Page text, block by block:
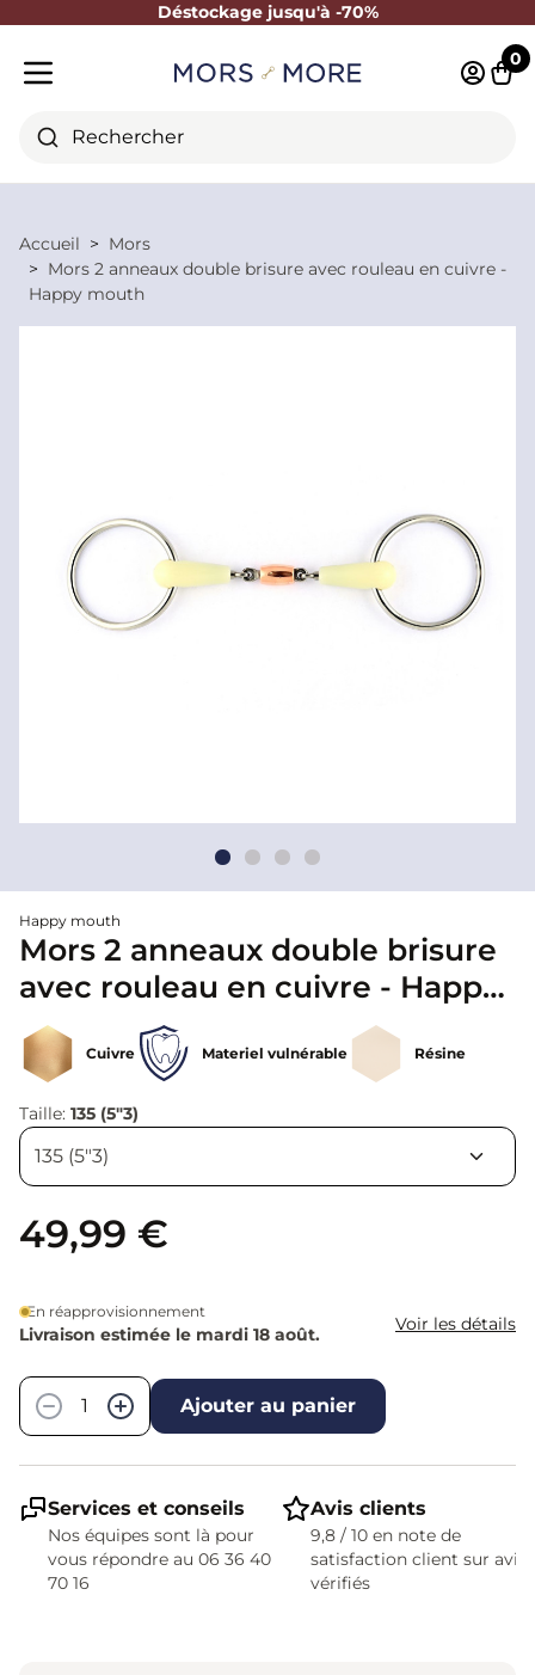
Déstockage jusqu'à -70%
Fermer
Rechercher
0
Accueil
Mors
Mors 2 anneaux double brisure avec rouleau en cuivre -
Happy mouth
Happy mouth
Mors 2 anneaux double brisure
avec rouleau en cuivre - Happy
mouth
Cuivre Materiel vulnérable Résine
Taille: 135 (5"3)
49,99 €
En réapprovisionnement
Livraison estimée le mardi 18 août. Voir les détails
−
+ Ajouter au panier
Services et conseils
Nos équipes sont là pour
vous répondre au 06 36 40
70 16
Avis clients
9,8 / 10 en note de
satisfaction client sur avis
vérifiés